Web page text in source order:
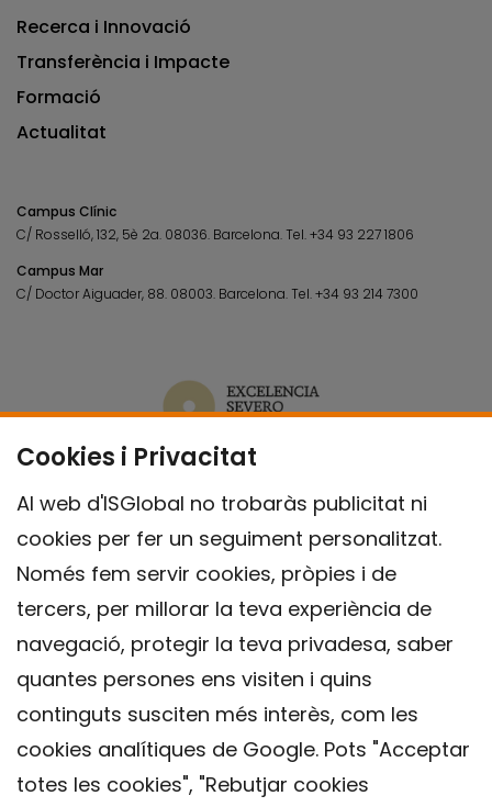
Cookies i Privacitat
Al web d'ISGlobal no trobaràs publicitat ni
cookies per fer un seguiment personalitzat.
Només fem servir cookies, pròpies i de
tercers, per millorar la teva experiència de
navegació, protegir la teva privadesa, saber
quantes persones ens visiten i quins
continguts susciten més interès, com les
cookies analítiques de Google. Pots "Acceptar
totes les cookies", "Rebutjar cookies
Recerca i Innovació
Transferència i Impacte
Formació
Actualitat
Campus Clínic
C/ Rosselló, 132, 5è 2a. 08036. Barcelona.Tel.+34 93 227 1806
Campus Mar
C/ Doctor Aiguader, 88. 08003. Barcelona.Tel.+34 93 214 7300